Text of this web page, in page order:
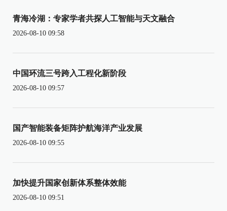
青海冷湖：专家学者共探人工智能与天文融合
2026-08-10 09:58
中国环流三号跨入工程化新阶段
2026-08-10 09:57
国产智能装备矩阵护航海洋产业发展
2026-08-10 09:55
加快提升国家创新体系整体效能
2026-08-10 09:51